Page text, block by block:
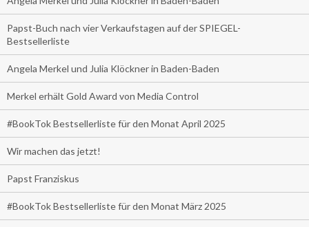
Papst-Buch nach vier Verkaufstagen auf der SPIEGEL-
Bestsellerliste
Angela Merkel und Julia Klöckner in Baden-Baden
Merkel erhält Gold Award von Media Control
#BookTok Bestsellerliste für den Monat April 2025
Wir machen das jetzt!
Papst Franziskus
#BookTok Bestsellerliste für den Monat März 2025